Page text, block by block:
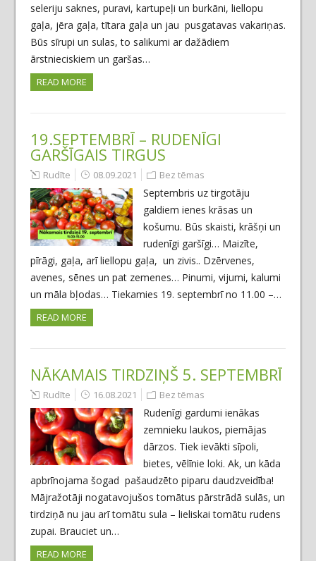
seleriju saknes, puravi, kartupeļi un burkāni, liellopu
gaļa, jēra gaļa, tītara gaļa un jau pusgatavas vakariņas.
Būs sīrupi un sulas, to salikumi ar dažādiem
ārstnieciskiem un garšas…
READ MORE
19.SEPTEMBRĪ – RUDENĪGI
GARŠĪGAIS TIRGUS
Rudīte 08.09.2021 Bez tēmas
Septembris uz tirgotāju
galdiem ienes krāsas un
košumu. Būs skaisti, krāšņi un
rudenīgi garšīgi… Maizīte,
pīrāgi, gaļa, arī liellopu gaļa, un zivis.. Dzērvenes,
avenes, sēnes un pat zemenes… Pinumi, vijumi, kalumi
un māla bļodas… Tiekamies 19. septembrī no 11.00 –…
READ MORE
NĀKAMAIS TIRDZIŅŠ 5. SEPTEMBRĪ
Rudīte 16.08.2021 Bez tēmas
Rudenīgi gardumi ienākas
zemnieku laukos, piemājas
dārzos. Tiek ievākti sīpoli,
bietes, vēlīnie loki. Ak, un kāda
apbrīnojama šogad pašaudzēto piparu daudzveidība!
Mājražotāji nogatavojušos tomātus pārstrādā sulās, un
tirdziņā nu jau arī tomātu sula – lieliskai tomātu rudens
zupai. Brauciet un…
READ MORE